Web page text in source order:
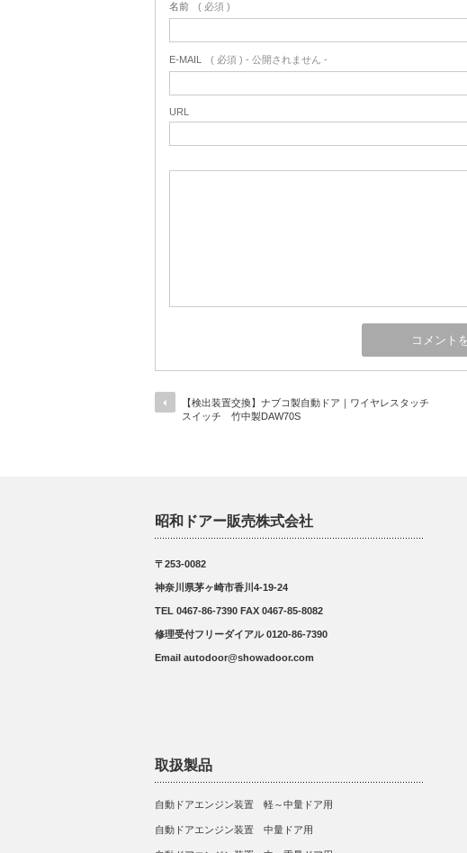
名前 ( 必須 )
E-MAIL ( 必須 ) - 公開されません -
URL
【検出装置交換】ナブコ製自動ドア｜ワイヤレスタッチ
スイッチ 竹中製DAW70S
昭和ドアー販売株式会社
〒253-0082
神奈川県茅ヶ崎市香川4-19-24
TEL 0467-86-7390 FAX 0467-85-8082
修理受付フリーダイアル 0120-86-7390
Email autodoor@showadoor.com
取扱製品
自動ドアエンジン装置 軽～中量ドア用
自動ドアエンジン装置 中量ドア用